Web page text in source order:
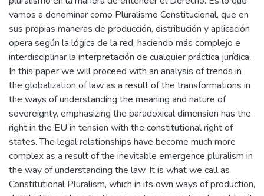
vamos a denominar como Pluralismo Constitucional, que en
sus propias maneras de producción, distribución y aplicación
opera según la lógica de la red, haciendo más complejo e
interdisciplinar la interpretación de cualquier práctica jurídica.
In this paper we will proceed with an analysis of trends in
the globalization of law as a result of the transformations in
the ways of understanding the meaning and nature of
sovereignty, emphasizing the paradoxical dimension has the
right in the EU in tension with the constitutional right of
states. The legal relationships have become much more
complex as a result of the inevitable emergence pluralism in
the way of understanding the law. It is what we call as
Constitutional Pluralism, which in its own ways of production,